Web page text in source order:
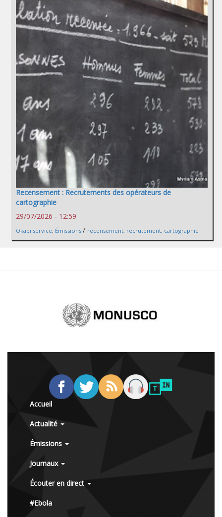
Recensement : Recrutements des opérateurs de
cartographie
29/07/2026 - 12:59
Okapi service, Émissions / recensement, recrutement, cartographie
Accueil
Actualité
Émissions
Journaux
Écouter en direct
#Ebola